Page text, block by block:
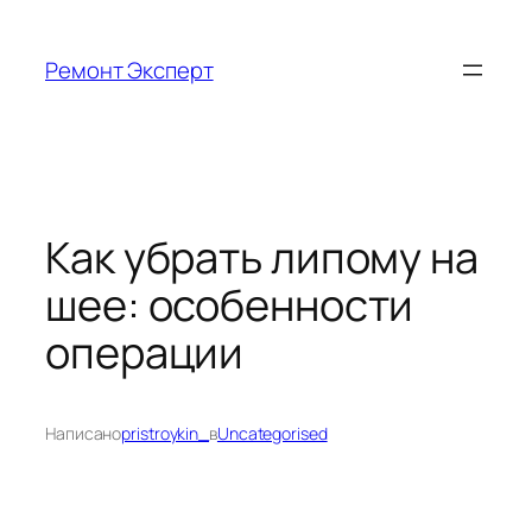
содержимому
Ремонт Эксперт
Как убрать липому на
шее: особенности
операции
Написаноpristroykin_ вUncategorised